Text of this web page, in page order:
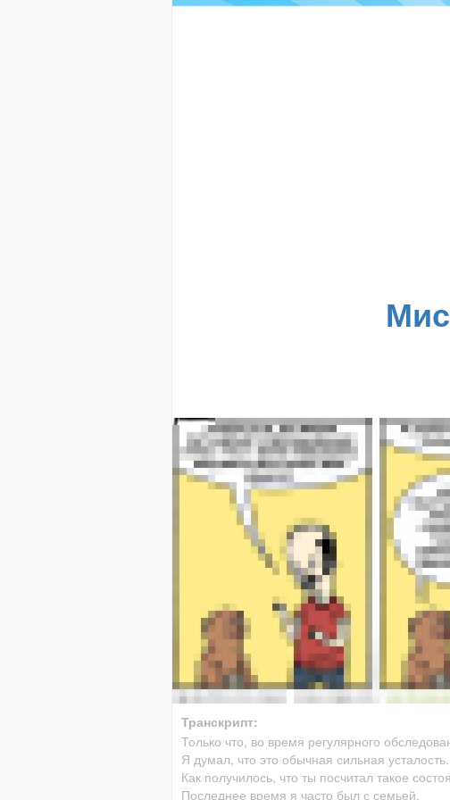
Транскрипт:
Только что, во время регулярного
Я думал, что это обычная сильная усталость.
Как получилось, что ты посчитал такое
Последнее время я часто был с семьей.